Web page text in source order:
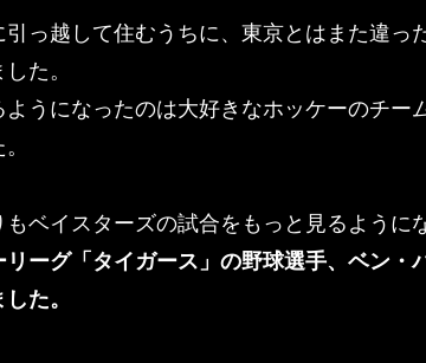
引っ越して住むうちに、東京とはまた違っ
た。
うになったのは大好きなホッケーのチー
ベイスターズの試合をもっと見るように
リーグ「タイガース」の野球選手、ベン・
た。